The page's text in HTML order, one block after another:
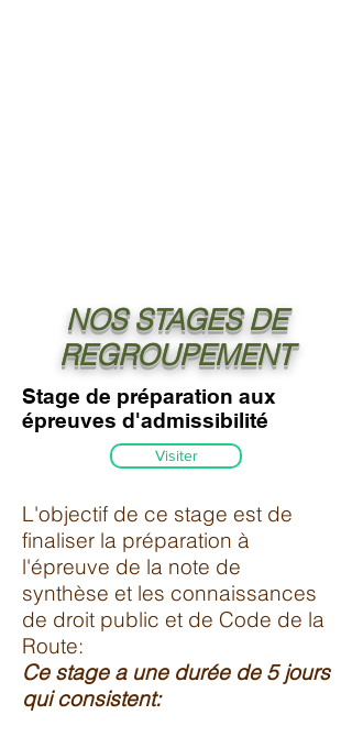
NOS STAGES DE
REGROUPEMENT
Stage de préparation aux
épreuves d'admissibilité
Visiter
L'objectif de ce stage est de
finaliser la préparation à
l'épreuve de la note de
synthèse et les connaissances
de droit public et de Code de la
Route:
Ce stage a une durée de 5 jours
qui consistent: